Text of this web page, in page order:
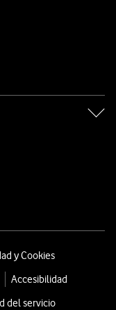
y Cookies
Accesibilidad
del servicio